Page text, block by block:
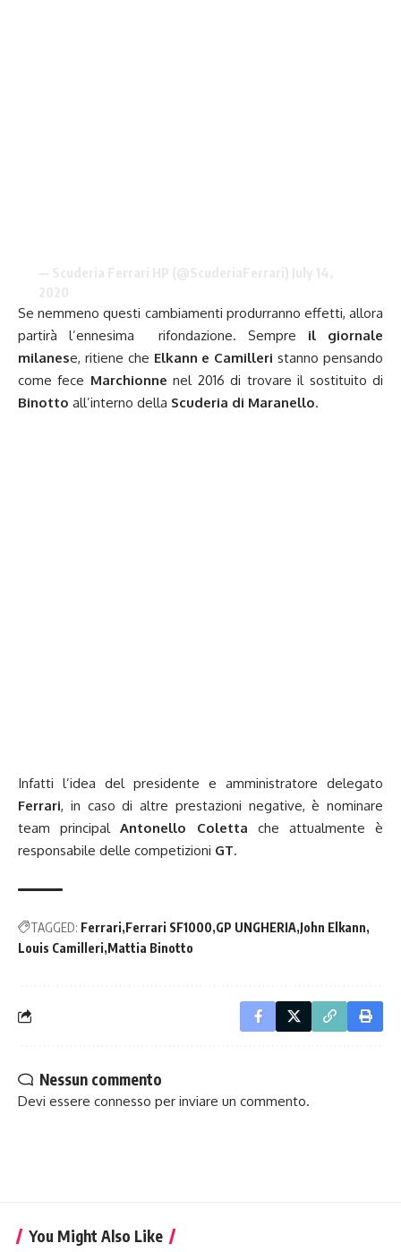
Se nemmeno questi cambiamenti produrranno effetti, allora
partirà l’ennesima rifondazione. Sempre il giornale
milanese, ritiene che Elkann e Camilleri stanno pensando
come fece Marchionne nel 2016 di trovare il sostituito di
Binotto all’interno della Scuderia di Maranello.
Infatti l’idea del presidente e amministratore delegato
Ferrari, in caso di altre prestazioni negative, è nominare
team principalAntonello Coletta che attualmente è
responsabile delle competizioni GT.
TAGGED: Ferrari Ferrari SF1000 GP UNGHERIA John Elkann
Louis Camilleri Mattia Binotto
Nessun commento
Devi essere connesso per inviare un commento.
You Might Also Like